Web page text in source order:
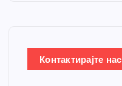
Контактирајте нас